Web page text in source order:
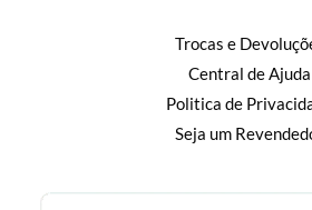
Trocas e
Central de Ajuda
Politica de
Seja um